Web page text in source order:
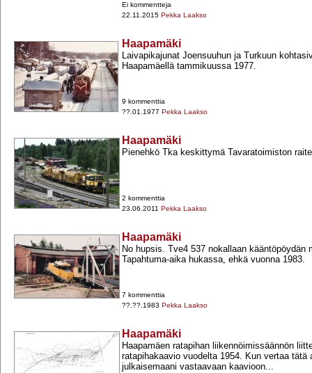
Ei kommentteja
22.11.2015 Pekka Laakso
Haapamäki
Laivapikajunat Joensuuhun ja Turkuun
Haapamäellä tammikuussa 1977.
9 kommenttia
??.01.1977 Pekka Laakso
Haapamäki
Pienehkö Tka keskittymä Tavaratoimiston
2 kommenttia
23.06.2011 Pekka Laakso
Haapamäki
No hupsis. Tve4 537 nokallaan kääntöpöydän
Tapahtuma-​aika hukassa, ehkä vuonna 1983.
7 kommenttia
??.??.1983 Pekka Laakso
Haapamäki
Haapamäen ratapihan liikennöimissäännön
ratapihakaavio vuodelta 1954. Kun vertaa tätä
julkaisemaani vastaavaan kaavioon...